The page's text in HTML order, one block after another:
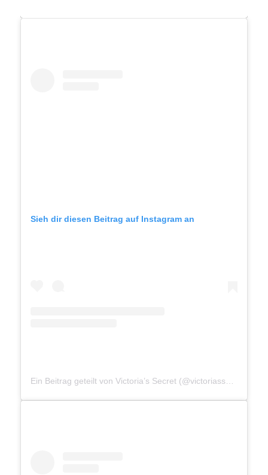
Sieh dir diesen Beitrag auf Instagram an